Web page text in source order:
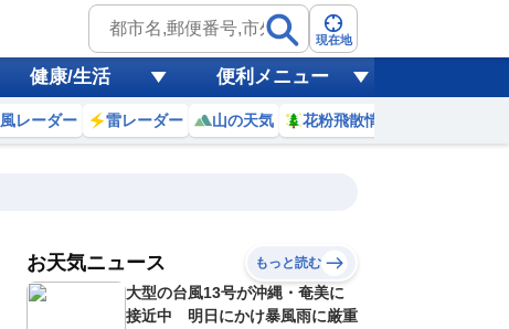
現在地
健康/生活 便利メニュー
風レーダー 雷レーダー 山の天気 花粉飛散情報
3 5 6 7
お天気ニュース もっと読む
大型の台風13号が沖縄・奄美に
接近中 明日にかけ暴風雨に厳重